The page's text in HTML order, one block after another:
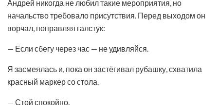
Андрей никогда не любил такие мероприятия, но
начальство требовало присутствия. Перед выходом он
ворчал, поправляя галстук:
— Если сбегу через час — не удивляйся.
Я засмеялась и, пока он застёгивал рубашку, схватила
красный маркер со стола.
— Стой спокойно.